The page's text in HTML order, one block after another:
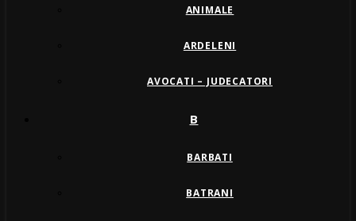
ANIMALE
ARDELENI
AVOCATI – JUDECATORI
B
BARBATI
BATRANI